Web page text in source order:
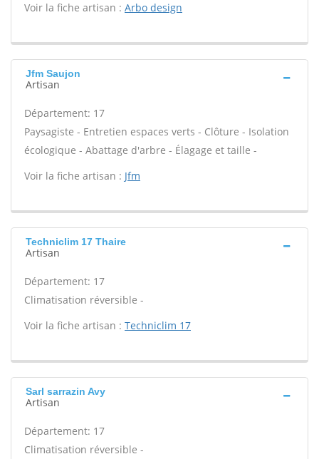
Voir la fiche artisan : Arbo design
Jfm Saujon
Artisan
Département: 17
Paysagiste - Entretien espaces verts - Clôture - Isolation
écologique - Abattage d'arbre - Élagage et taille -
Voir la fiche artisan : Jfm
Techniclim 17 Thaire
Artisan
Département: 17
Climatisation réversible -
Voir la fiche artisan : Techniclim 17
Sarl sarrazin Avy
Artisan
Département: 17
Climatisation réversible -